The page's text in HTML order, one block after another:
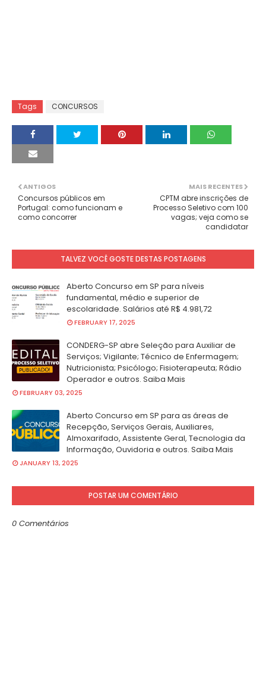
Tags CONCURSOS
MAIS RECENTES
CPTM abre inscrições de
Processo Seletivo com 100
vagas; veja como se
candidatar
ANTIGOS
Concursos públicos em
Portugal: como funcionam e
como concorrer
TALVEZ VOCÊ GOSTE DESTAS POSTAGENS
Aberto Concurso em SP para níveis
fundamental, médio e superior de
escolaridade. Salários até R$ 4.981,72
FEBRUARY 17, 2025
CONDERG-SP abre Seleção para Auxiliar de
Serviços; Vigilante; Técnico de Enfermagem;
Nutricionista; Psicólogo; Fisioterapeuta; Rádio
Operador e outros. Saiba Mais
FEBRUARY 03, 2025
Aberto Concurso em SP para as áreas de
Recepção, Serviços Gerais, Auxiliares,
Almoxarifado, Assistente Geral, Tecnologia da
Informação, Ouvidoria e outros. Saiba Mais
JANUARY 13, 2025
POSTAR UM COMENTÁRIO
0 Comentários